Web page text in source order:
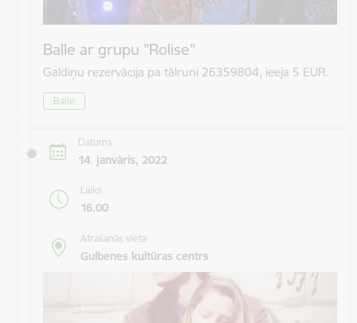
Balle ar grupu "Rolise"
Galdiņu rezervācija pa tālruni 26359804, ieeja 5 EUR.
Balle
Datums
14. janvāris, 2022
Laiks
16.00
Atrašanās vieta
Gulbenes kultūras centrs